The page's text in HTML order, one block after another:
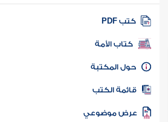
كتب PDF
كتاب الأمة
المكتبة
الكتب